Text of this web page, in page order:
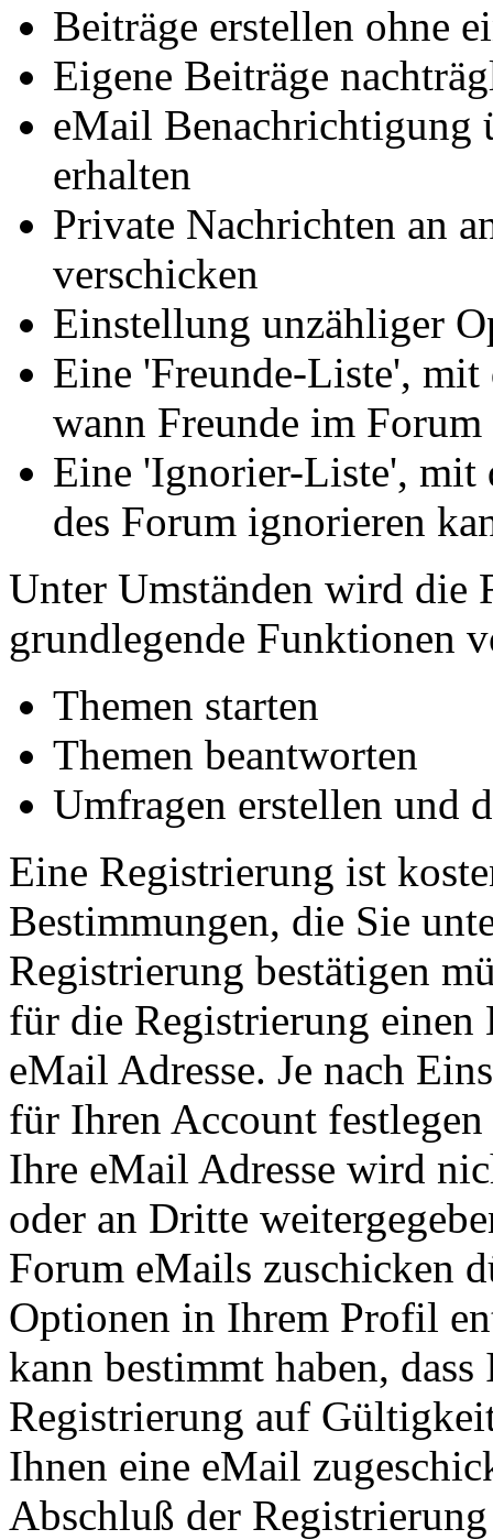
Beiträge erstellen ohne
Eigene Beiträge
eMail Benachrichtigung
erhalten
Private Nachrichten an
verschicken
Einstellung unzähliger
Eine 'Freunde-Liste', mit
wann Freunde im
Eine 'Ignorier-Liste', mit
des Forum ignorieren
Unter Umständen wird die
grundlegende Funktionen
Themen starten
Themen beantworten
Umfragen erstellen und
Eine Registrierung ist
Bestimmungen, die Sie
Registrierung bestätigen
für die Registrierung einen
eMail Adresse. Je nach
für Ihren Account
Ihre eMail Adresse wird
oder an Dritte
Forum eMails zuschicken
Optionen in Ihrem Profil
kann bestimmt haben,
Registrierung auf
Ihnen eine eMail
Abschluß der